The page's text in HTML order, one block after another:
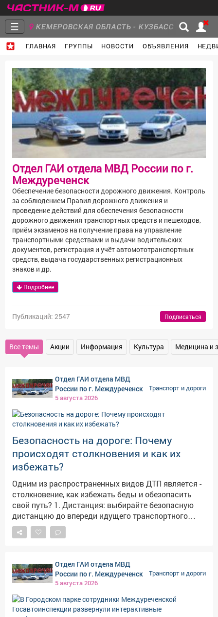
☰ КЕМЕРОВСКАЯ ОБЛАСТЬ - КУЗБАСС
ГЛАВНАЯ ГРУППЫ НОВОСТИ ОБЪЯВЛЕНИЯ
Объявления Недвижимость Услуги
Работа Транспорт Компании
Афиша Обучение Проекты
Отдел ГАИ отдела МВД России по г.
Междуреченск
Обеспечение безопасности дорожного движения. Контроль
за соблюдением Правил дорожного движения и
проведение действий для обеспечения безопасности
дорожного движения транспортных средств и пешеходов,
приём экзаменов на получение права на управление
транспортными средствами и выдачи водительских
документов, регистрация и учёт автомототранспортных
средств, выдача государственных регистрационных
знаков и др.
Подробнее
Публикаций: 2547 Подписаться
Все темы Акции Информация Культура Медицина и
Отдел ГАИ отдела МВД
России по г. Междуреченск
5 августа 2026
Транспорт и дороги
Безопасность на дороге: Почему
происходят столкновения и как их
избежать?
Одним из распространенных видов ДТП является -
столкновение, как избежать беды и обезопасить
свой путь? 1. Дистанция: выбирайте безопасную
дистанцию до впереди идущего транспортного
средства. 2. Сигналы светофора: проезд
перекрестка на "желтый" или попытка проскочить
включайте сигналы поворота заранее, не
совершайте резких маневров. 4. Телефон:
внимания и сосредоточенности - отвлечение на
телефон создает помехи. 5. Скорость: выигрыш в
Отдел ГАИ отдела МВД
России по г. Междуреченск
5 августа 2026
Транспорт и дороги